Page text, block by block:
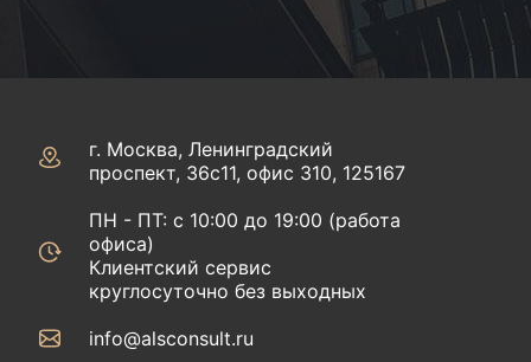
г. Москва, Ленинградский
проспект, 36с11, офис 310, 125167
ПН - ПТ: с 10:00 до 19:00 (работа
офиса)
Клиентский сервис
круглосуточно без выходных
info@alsconsult.ru